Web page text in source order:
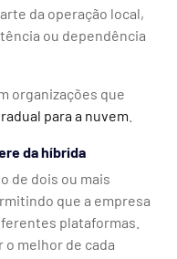
da operação local,
ou dependência
organizações que
para a nuvem
da híbrida
de dois ou mais
que a empresa
plataformas.
o melhor de cada